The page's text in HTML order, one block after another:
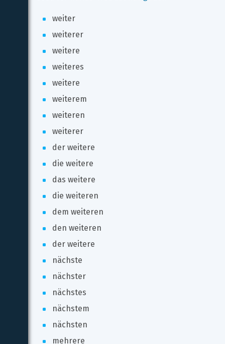
weiter
weiterer
weitere
weiteres
weitere
weiterem
weiteren
weiterer
der weitere
die weitere
das weitere
die weiteren
dem weiteren
den weiteren
der weitere
nächste
nächster
nächstes
nächstem
nächsten
mehrere